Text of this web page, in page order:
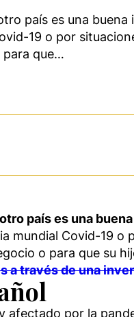
país es una
19 o por
para que…
país es una
mundial Covid-19
o para que su
través de una
afectado por la